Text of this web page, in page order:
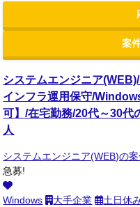
案
システムエンジニア
インフラ運用保守/
可】/在宅勤務/20代～30代
人
システムエンジニア(WEB)の
急募!
Windows 大手企業 土日休